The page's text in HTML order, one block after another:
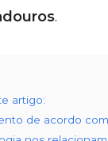
.
artigo:
de acordo